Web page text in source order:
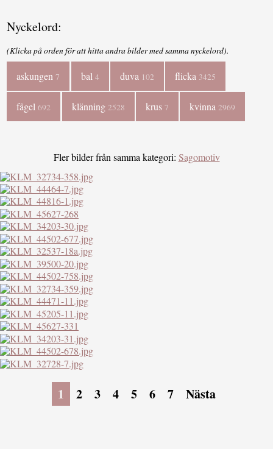
Nyckelord:
(Klicka på orden för att hitta andra bilder med samma nyckelord).
askungen7 bal 4 duva 102 flicka 3425
fågel692 klänning 2528 krus 7 kvinna 2969
Fler bilder från samma kategori: Sagomotiv
1 2 3 4 5 6 7 Nästa